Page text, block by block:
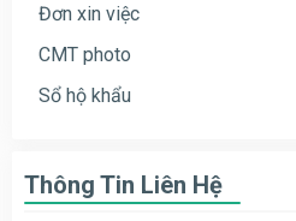
Đơn xin việc
CMT photo
Sổ hộ khẩu
Thông Tin Liên Hệ